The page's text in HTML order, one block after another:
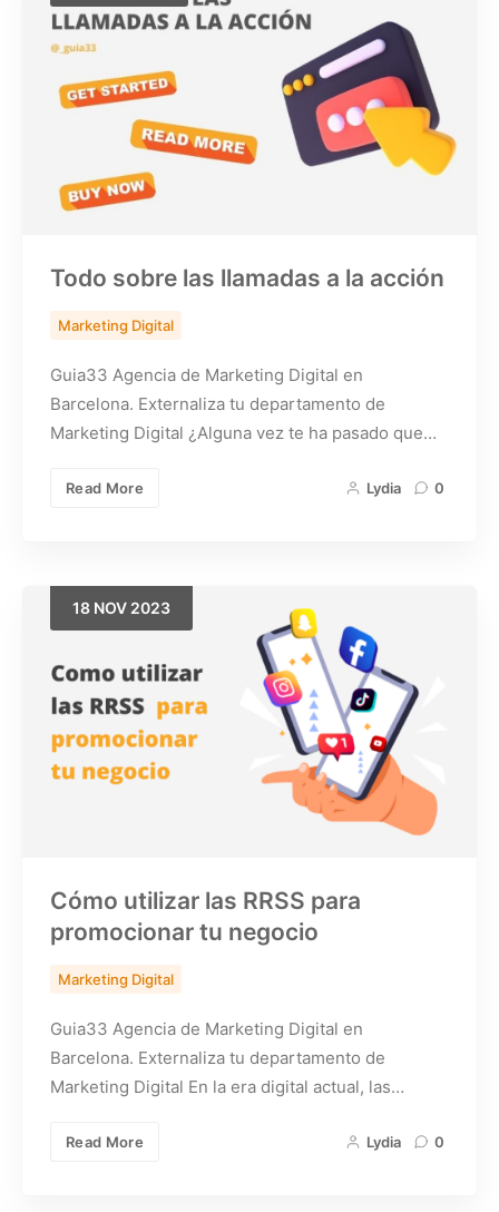
Todo sobre las llamadas a la acción
Marketing Digital
Guia33 Agencia de Marketing Digital en
Barcelona. Externaliza tu departamento de
Marketing Digital ¿Alguna vez te ha pasado que…
Read More Lydia 0
18 NOV 2023
Cómo utilizar las RRSS para
promocionar tu negocio
Marketing Digital
Guia33 Agencia de Marketing Digital en
Barcelona. Externaliza tu departamento de
Marketing Digital En la era digital actual, las…
Read More Lydia 0